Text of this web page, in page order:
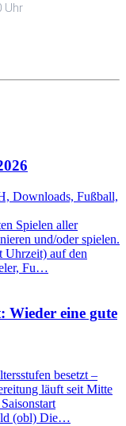
Uhr
Downloads, Fußball,
Spielen aller
und/oder spielen.
Uhrzeit) auf den
Fu…
Wieder eine gute
besetzt –
läuft seit Mitte
(obl) Die…